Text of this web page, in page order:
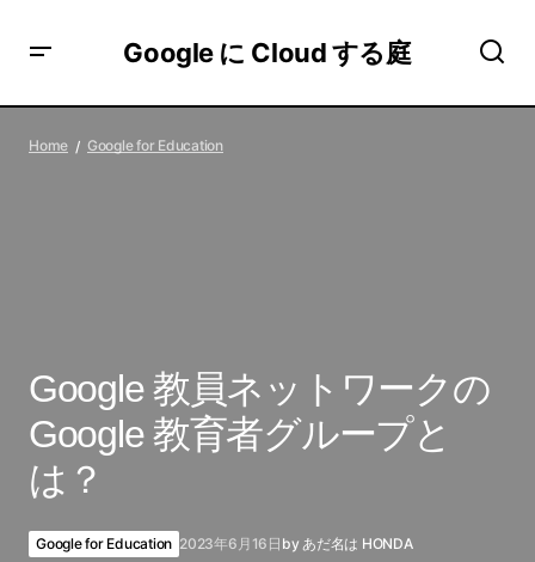
Google に Cloud する庭
Home Google for Education
Google 教員ネットワークの
Google 教育者グループと
は？
Google for Education 2023年6月16日 by あだ名は HONDA